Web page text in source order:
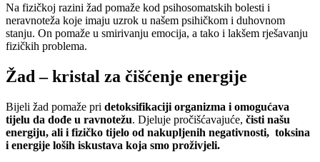
Na fizičkoj razini žad pomaže kod psihosomatskih bolesti i
neravnoteža koje imaju uzrok u našem psihičkom i duhovnom
stanju. On pomaže u smirivanju emocija, a tako i lakšem rješavanju
fizičkih problema.
Žad – kristal za čišćenje energije
Bijeli žad pomaže pri detoksifikaciji organizma i omogućava
tijelu da dođe u ravnotežu. Djeluje pročišćavajuće, čisti našu
energiju, ali i fizičko tijelo od nakupljenih negativnosti, toksina
i energije loših iskustava koja smo proživjeli.